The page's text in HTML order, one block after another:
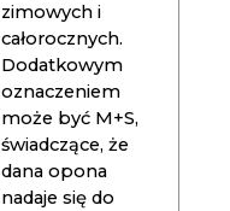
zimowych i
całorocznych.
Dodatkowym
oznaczeniem
może być M+S,
świadczące, że
dana opona
nadaje się do